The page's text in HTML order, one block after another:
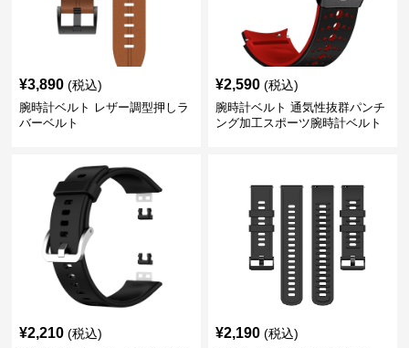
¥3,890 (税込)
腕時計ベルト レザー調型押しラ
バーベルト
¥2,590 (税込)
腕時計ベルト 通気性抜群パンチ
ング加工スポーツ腕時計ベルト
¥2,210 (税込) ¥2,190 (税込)